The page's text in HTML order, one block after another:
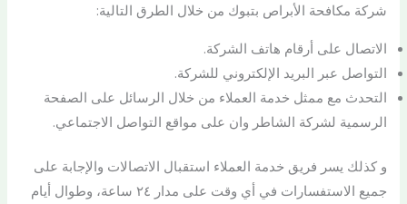
شركة مكافحة الأبراص بتبوك من خلال الطرق التالية:
الاتصال على أرقام هاتف الشركة.
التواصل عبر البريد الإلكتروني للشركة.
التحدث مع ممثل خدمة العملاء من خلال الرسائل على الصفحة
الرسمية لشركة الشاطر وان على مواقع التواصل الاجتماعي.
و كذلك يسر فريق خدمة العملاء استقبال الاتصالات والإجابة على
جميع الاستفسارات في أي وقت على مدار ٢٤ ساعة، وطوال أيام